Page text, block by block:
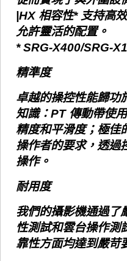
|HX 相容性* 支持高
允許靈活的配置。
* SRG-X400/SRG-
精準度
卓越的操控性能歸功
知識：PT 傳動帶使
精度和平滑度；極佳
操作者的要求，透過
操作。
耐用度
我們的攝影機通過了
性測試和雲台操作測
靠性方面均達到嚴苛